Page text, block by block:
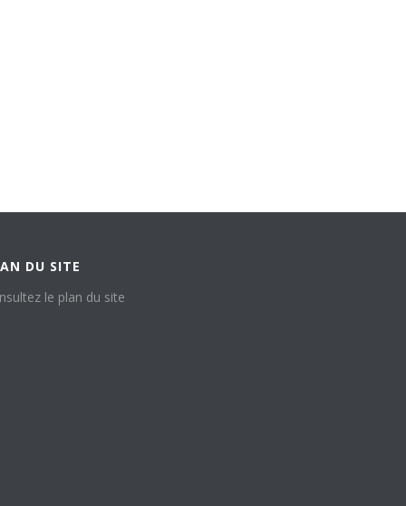
DU SITE
le plan du site